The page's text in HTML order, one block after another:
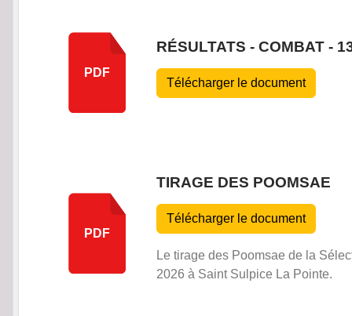
PDF
RÉSULTATS - COMBAT -
Télécharger le document
PDF
TIRAGE DES POOMSAE
Télécharger le document
Le tirage des Poomsae de la
2026 à Saint Sulpice La Pointe.